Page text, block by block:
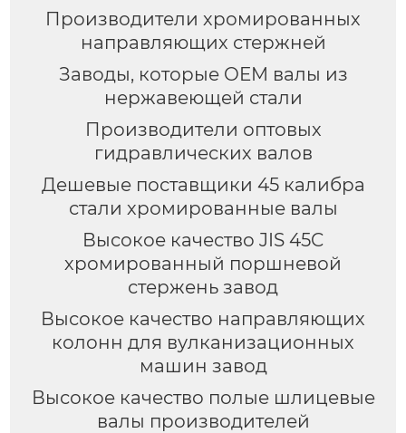
Производители хромированных
направляющих стержней
Заводы, которые OEM валы из
нержавеющей стали
Производители оптовых
гидравлических валов
Дешевые поставщики 45 калибра
стали хромированные валы
Высокое качество JIS 45C
хромированный поршневой
стержень завод
Высокое качество направляющих
колонн для вулканизационных
машин завод
Высокое качество полые шлицевые
валы производителей